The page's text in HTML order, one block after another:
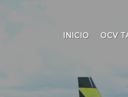
INICIO OCV